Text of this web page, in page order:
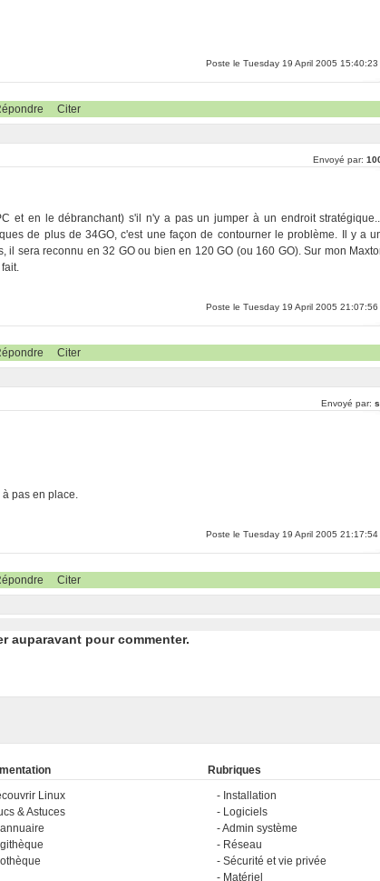
Poste le Tuesday 19 April 2005 15:40:23
Citer
Envoyé par:
et en le débranchant) s'il n'y a pas un jumper à un endroit
de plus de 34GO, c'est une façon de contourner le problème. Il y a
sera reconnu en 32 GO ou bien en 120 GO (ou 160 GO). Sur mon
Poste le Tuesday 19 April 2005 21:07:56
Citer
Envoyé par:
pas en place.
Poste le Tuesday 19 April 2005 21:17:54
Citer
auparavant pour commenter.
Linux
& Astuces
Rubriques
Installation
Logiciels
Admin système
Réseau
Sécurité et vie privée
Matériel